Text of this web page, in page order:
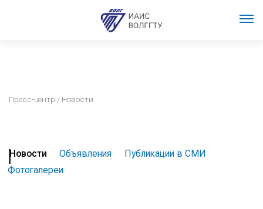
Пресс-центр / Новости
Новости Объявления
Публикации в СМИ
Фотогалереи